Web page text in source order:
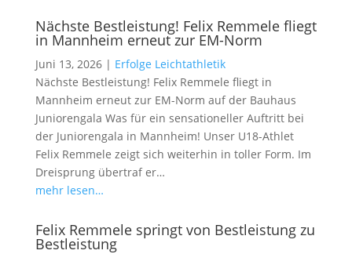
Nächste Bestleistung! Felix Remmele fliegt
in Mannheim erneut zur EM-Norm
Juni 13, 2026| Erfolge Leichtathletik
Nächste Bestleistung! Felix Remmele fliegt in
Mannheim erneut zur EM-Norm auf der Bauhaus
Juniorengala Was für ein sensationeller Auftritt bei
der Juniorengala in Mannheim! Unser U18-Athlet
Felix Remmele zeigt sich weiterhin in toller Form. Im
Dreisprung übertraf er…
mehr lesen…
Felix Remmele springt von Bestleistung zu
Bestleistung